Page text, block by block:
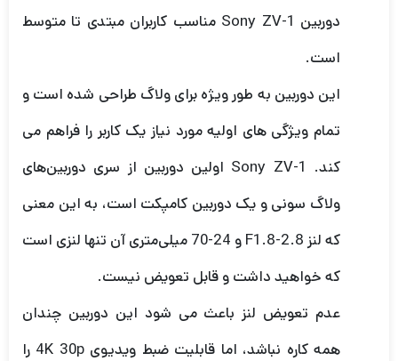
دوربین Sony ZV-1 مناسب کاربران مبتدی تا متوسط
است.
این دوربین به طور ویژه برای ولاگ طراحی شده است و
تمام ویژگی های اولیه مورد نیاز یک کاربر را فراهم می
کند. Sony ZV-1 اولین دوربین از سری دوربین‌های
ولاگ سونی و یک دوربین کامپکت است، به این معنی
که لنز F1.8-2.8 و 24-70 میلی‌متری آن تنها لنزی است
که خواهید داشت و قابل تعویض نیست.
عدم تعویض لنز باعث می شود این دوربین چندان
همه کاره نباشد، اما قابلیت ضبط ویدیوی 4K 30p را